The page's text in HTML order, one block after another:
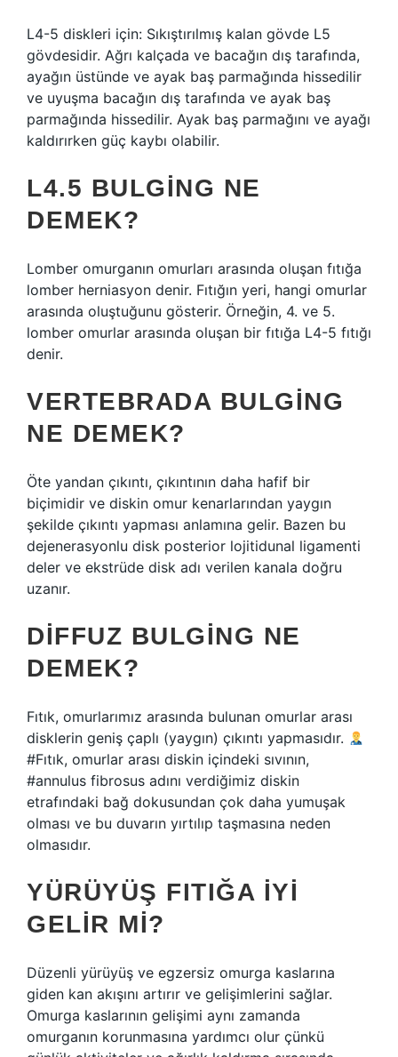
L4-5 diskleri için: Sıkıştırılmış kalan gövde L5
gövdesidir. Ağrı kalçada ve bacağın dış tarafında,
ayağın üstünde ve ayak baş parmağında hissedilir
ve uyuşma bacağın dış tarafında ve ayak baş
parmağında hissedilir. Ayak baş parmağını ve ayağı
kaldırırken güç kaybı olabilir.
L4.5 BULGING NE
DEMEK?
Lomber omurganın omurları arasında oluşan fıtığa
lomber herniasyon denir. Fıtığın yeri, hangi omurlar
arasında oluştuğunu gösterir. Örneğin, 4. ve 5.
lomber omurlar arasında oluşan bir fıtığa L4-5 fıtığı
denir.
VERTEBRADA BULGING
NE DEMEK?
Öte yandan çıkıntı, çıkıntının daha hafif bir
biçimidir ve diskin omur kenarlarından yaygın
şekilde çıkıntı yapması anlamına gelir. Bazen bu
dejenerasyonlu disk posterior lojitidunal ligamenti
deler ve ekstrüde disk adı verilen kanala doğru
uzanır.
DIFFUZ BULGING NE
DEMEK?
Fıtık, omurlarımız arasında bulunan omurlar arası
disklerin geniş çaplı (yaygın) çıkıntı yapmasıdır.
#Fıtık, omurlar arası diskin içindeki sıvının,
#annulus fibrosus adını verdiğimiz diskin
etrafındaki bağ dokusundan çok daha yumuşak
olması ve bu duvarın yırtılıp taşmasına neden
olmasıdır.
YÜRÜYÜŞ FITIĞA IYI
GELIR MI?
Düzenli yürüyüş ve egzersiz omurga kaslarına
giden kan akışını artırır ve gelişimlerini sağlar.
Omurga kaslarının gelişimi aynı zamanda
omurganın korunmasına yardımcı olur çünkü